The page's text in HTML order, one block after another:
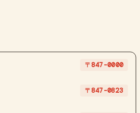
〒847-0000
〒847-0823